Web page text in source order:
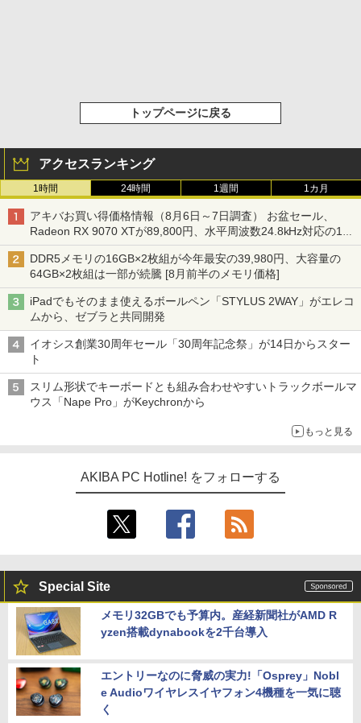
トップページに戻る
アクセスランキング
1時間 24時間 1週間 1カ月
アキバお買い得価格情報（8月6日～7日調査） お盆セール、
Radeon RX 9070 XTが89,800円、水平周波数24.8kHz対応の17
型モニターが9,801円、暑さ指数連動セール ほか
DDR5メモリの16GB×2枚組が今年最安の39,980円、大容量の
64GB×2枚組は一部が続騰 [8月前半のメモリ価格]
iPadでもそのまま使えるボールペン「STYLUS 2WAY」がエレコ
ムから、ゼブラと共同開発
イオシス創業30周年セール「30周年記念祭」が14日からスター
ト
スリム形状でキーボードとも組み合わせやすいトラックボールマ
ウス「Nape Pro」がKeychronから
もっと見る
AKIBA PC Hotline! をフォローする
Special Site
メモリ32GBでも予算内。産経新聞社がAMD R
yzen搭載dynabookを2千台導入
エントリーなのに脅威の実力!「Osprey」Nobl
e Audioワイヤレスイヤフォン4機種を一気に聴
く